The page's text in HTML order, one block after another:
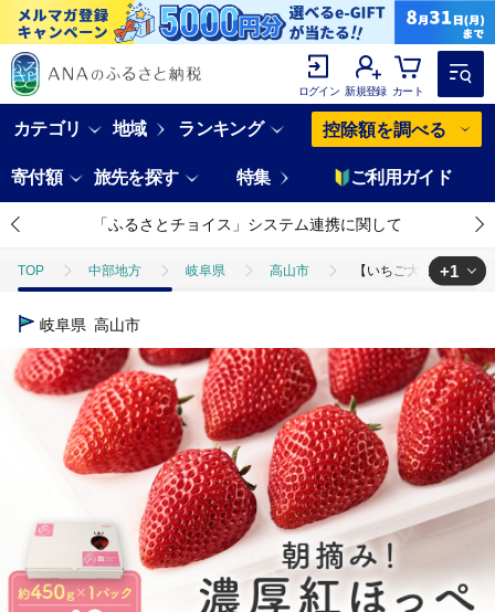
ログイン 新規登録 カート
カテゴリ 地域 ランキング 控除額を調べる
寄付額 旅先を探す 特集 ご利用ガイド
「ふるさとチョイス」システム連携に関して
TOP 中部地方 岐阜県 高山市 【いちご大粒12粒】
TOP
+1
岐阜県 高山市